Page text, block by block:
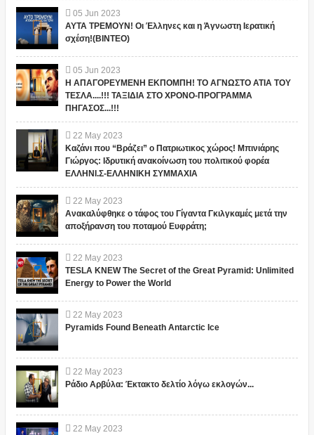
05 Jun 2023
ΑΥΤΑ ΤΡΕΜΟΥΝ! Οι Έλληνες και η Άγνωστη Ιερατική
σχέση!(ΒΙΝΤΕΟ)
05 Jun 2023
Η ΑΠΑΓΟΡΕΥΜΕΝΗ ΕΚΠΟΜΠΗ! ΤΟ ΑΓΝΩΣΤΟ ΑΤΙΑ ΤΟΥ
ΤΕΣΛΑ....!!! ΤΑΞΙΔΙΑ ΣΤΟ ΧΡΟΝΟ-ΠΡΟΓΡΑΜΜΑ
ΠΗΓΑΣΟΣ...!!!
22 May 2023
Καζάνι που “Βράζει” ο Πατριωτικος χώρος! Μπινιάρης
Γιώργος: Ιδρυτική ανακοίνωση του πολιτικού φορέα
ΕΛΛΗΝΙ.Σ-ΕΛΛΗΝΙΚΗ ΣΥΜΜΑΧΙΑ
22 May 2023
Ανακαλύφθηκε ο τάφος του Γίγαντα Γκιλγκαμές μετά την
αποξήρανση του ποταμού Ευφράτη;
22 May 2023
TESLA KNEW The Secret of the Great Pyramid: Unlimited
Energy to Power the World
22 May 2023
Pyramids Found Beneath Antarctic Ice
22 May 2023
Ράδιο Αρβύλα: Έκτακτο δελτίο λόγω εκλογών...
22 May 2023